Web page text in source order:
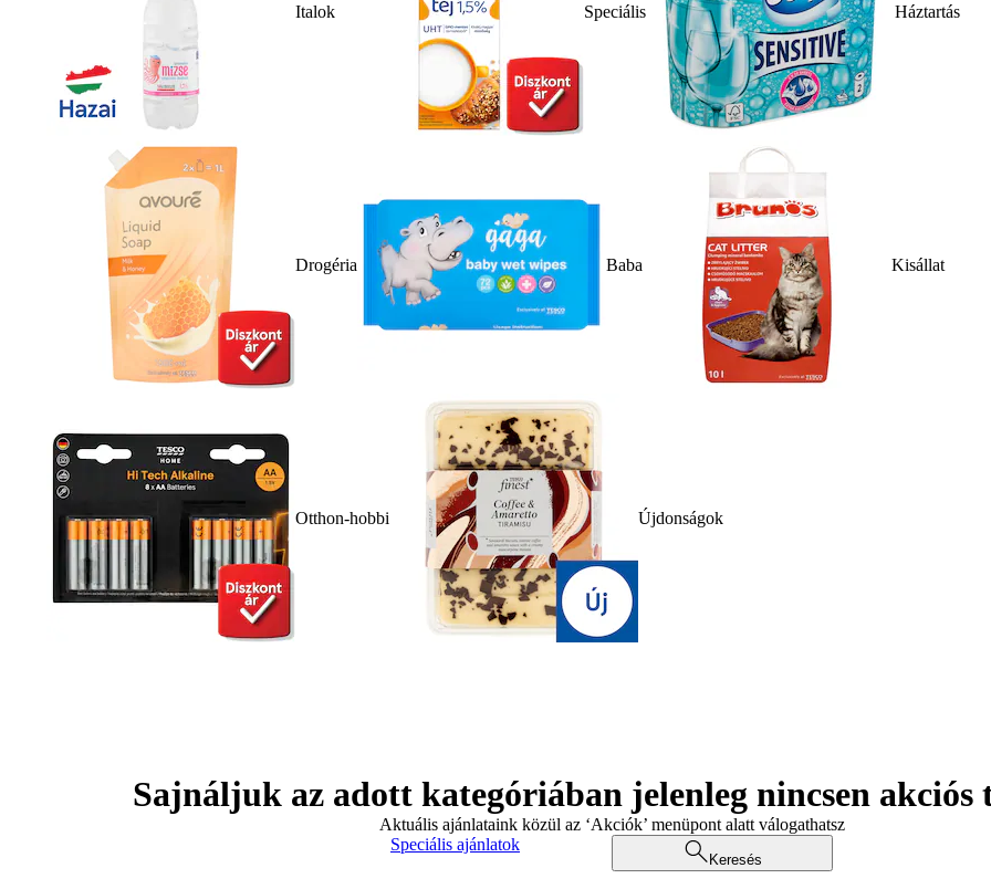
Italok Speciális Háztartás
Drogéria Baba Kisállat
Otthon-hobbi Újdonságok
Sajnáljuk az adott kategóriában jelenleg nincsen akciós
Aktuális ajánlataink közül az ‘Akciók’ menüpont alatt válogathatsz
Speciális ajánlatok
Keresés